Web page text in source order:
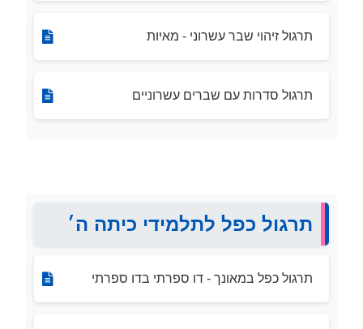
תרגול זיהוי שבר עשרוני - מאיות
תרגול סדרות עם שברים עשרוניים
תרגול כפל לתלמידי כיתה ה׳
תרגול כפל במאונך - דו ספרתי בדו ספרתי